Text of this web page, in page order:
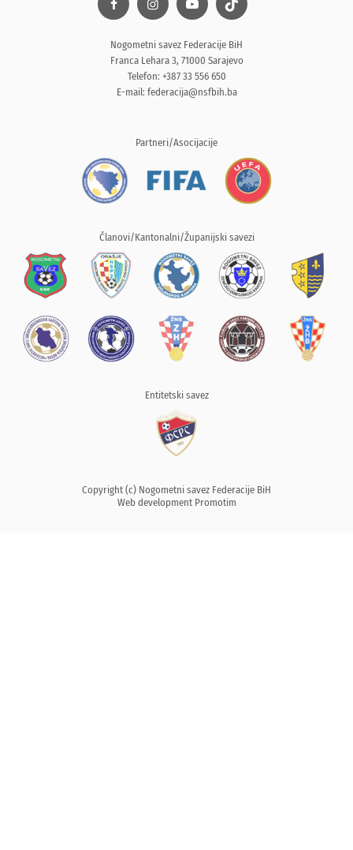
Nogometni savez Federacije BiH
Franca Lehara 3, 71000 Sarajevo
Telefon: +387 33 556 650
E-mail: federacija@nsfbih.ba
Partneri/Asocijacije
Članovi/Kantonalni/Županijski savezi
Entitetski savez
Copyright (c) Nogometni savez Federacije BiH
Web development Promotim